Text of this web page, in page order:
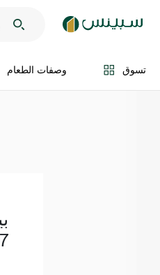
تسوق وصفات الطعام
اضف الى السلة